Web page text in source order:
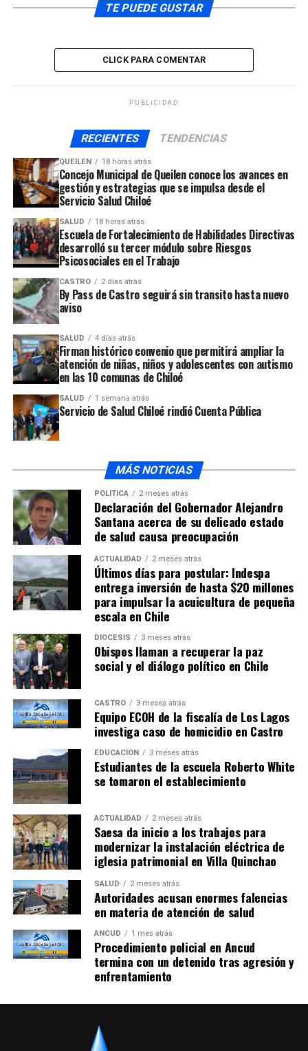
dineros al tribunal de Ancud.
Si continua pasando el tiempo y no se cumple con el
fallo judicial, deberán iniciarse los apremios en contra
arresto, dijo elabogado del profesor Alonso Núñez.
Eldocente Alonso Núñezvolvió a mostrar su molestia
con la Corporación Municipal de Educación por la falta
de respuesta de parte del organismo y de su presidente,
el alcalde Carlos Gómez, por no cumplir con el fallo de
la Corte de Apelaciones, sentencia que fue dictada el 07
de julio de 2021.
Recordemos que él envió una carta al Concejo Municipal
en diciembre de 2021, requiriendo el apoyo del Concejo
Municipal.
Transcurrido más de un mes desde ese momento, vuelve
a señalar que las autoridades no han dado cumplimiento
a la orden judicial.
En la misma misiva dirigida al Concejo Municipal, el
docente expresa su malestar por la actitud de los
directivos de la Corporación de Educación, y la califica
de muy grave.
ARTÍCULOS RELACIONADOS:
UP NEXT
Delincuente fue detenido por Carabineros en las aguas
del río Pudeto en Ancud
NO TE PIERDAS
Funcionario de la PDI de Ancud fue detenido como
supuesto autor de abuso sexual
TE PUEDE GUSTAR
CLICK PARA COMENTAR
PUBLICIDAD
RECIENTES TENDENCIAS
QUEILEN 18 horas atrás
Concejo Municipal de Queilen conoce los avances en
gestión y estrategias que se impulsa desde el
Servicio Salud Chiloé
SALUD 18 horas atrás
Escuela de Fortalecimiento de Habilidades Directivas
desarrolló su tercer módulo sobre Riesgos
Psicosociales en el Trabajo
CASTRO 2 días atrás
By Pass de Castro seguirá sin transito hasta nuevo
aviso
SALUD 4 días atrás
Firman histórico convenio que permitirá ampliar la
atención de niñas, niños y adolescentes con autismo
en las 10 comunas de Chiloé
SALUD 1 semana atrás
Servicio de Salud Chiloé rindió Cuenta Pública
MÁS NOTICIAS
POLÍTICA 2 meses atrás
Declaración del Gobernador Alejandro
Santana acerca de su delicado estado
de salud causa preocupación
ACTUALIDAD 2 meses atrás
Últimos días para postular: Indespa
entrega inversión de hasta $20 millones
para impulsar la acuicultura de pequeña
escala en Chile
DIÓCESIS 3 meses atrás
Obispos llaman a recuperar la paz
social y el diálogo político en Chile
CASTRO 3 meses atrás
Equipo ECOH de la fiscalía de Los Lagos
investiga caso de homicidio en Castro
EDUCACIÓN 3 meses atrás
Estudiantes de la escuela Roberto White
se tomaron el establecimiento
ACTUALIDAD 2 meses atrás
Saesa da inicio a los trabajos para
modernizar la instalación eléctrica de
iglesia patrimonial en Villa Quinchao
SALUD 2 meses atrás
Autoridades acusan enormes falencias
en materia de atención de salud
ANCUD 1 mes atrás
Procedimiento policial en Ancud
termina con un detenido tras agresión y
enfrentamiento